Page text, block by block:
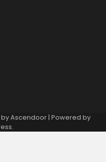
Ascendoor| Powered by
.